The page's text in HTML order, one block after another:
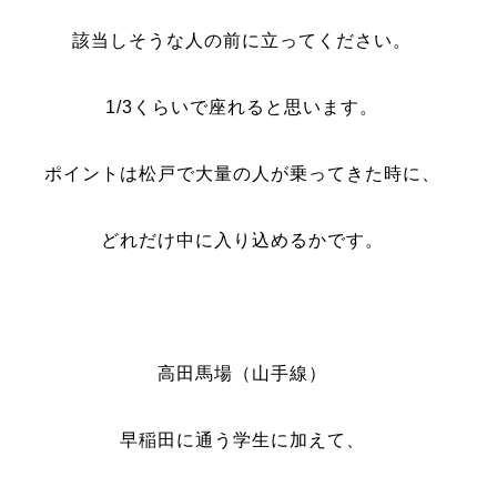
該当しそうな人の前に立ってください。
1/3くらいで座れると思います。
ポイントは松戸で大量の人が乗ってきた時に、
どれだけ中に入り込めるかです。
高田馬場（山手線）
早稲田に通う学生に加えて、